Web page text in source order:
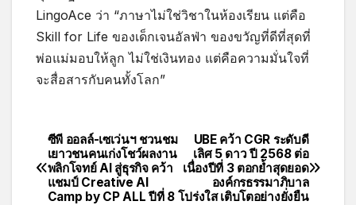
LingoAce ว่า “ภาษาไม่ใช่วิชาในห้องเรียน แต่คือ
Skill for Life ของเด็กเจนอัลฟ่า ของขวัญที่ดีที่สุดที่
พ่อแม่มอบให้ลูก ไม่ใช่เงินทอง แต่คือความมั่นใจที่
จะสื่อสารกับคนทั้งโลก”
UBE คว้า CGR ระดับดี
เลิศ 5 ดาว ปี 2568 ต่อ
เนื่องปีที่ 3 ตอกย้ำสุดยอด
องค์กรธรรมาภิบาล
โปร่งใส เติบโตอย่างยั่งยืน
ซีพี ออลล์-เซเว่นฯ ชวนชม
เยาวชนคนเก่งโชว์ผลงาน
พลิกโจทย์ AI สู่ธุรกิจ คว้า
แชมป์ Creative AI
Camp by CP ALL ปีที่ 8